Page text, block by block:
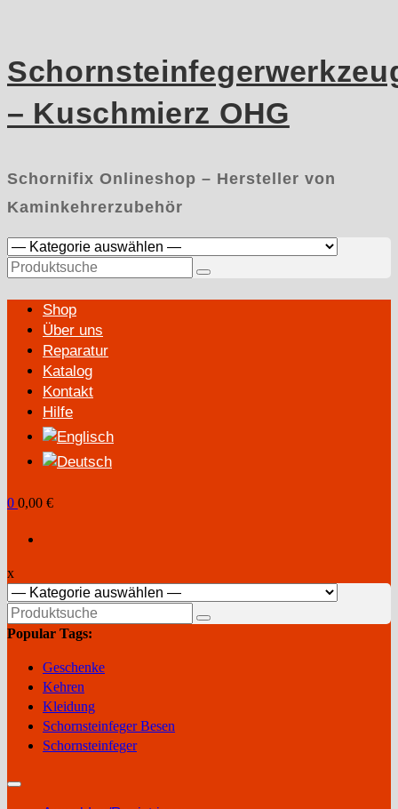
– Kuschmierz OHG
Schornifix Onlineshop – Hersteller von
Kaminkehrerzubehör
Primary
Menu
Shop
Über uns
Reparatur
Katalog
Kontakt
Hilfe
0 0,00 €
x
Popular Tags:
Geschenke
Kehren
Kleidung
Schornsteinfeger Besen
Schornsteinfeger